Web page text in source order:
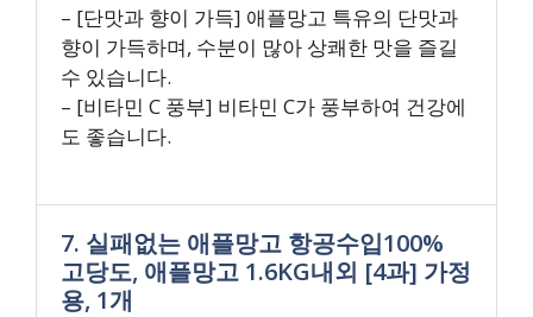
– [단맛과 향이 가득] 애플망고 특유의 단맛과
향이 가득하며, 수분이 많아 상쾌한 맛을 즐길
수 있습니다.
– [비타민 C 풍부] 비타민 C가 풍부하여 건강에
도 좋습니다.
7. 실패없는 애플망고 항공수입100%
고당도, 애플망고 1.6KG내외 [4과] 가정
용, 1개